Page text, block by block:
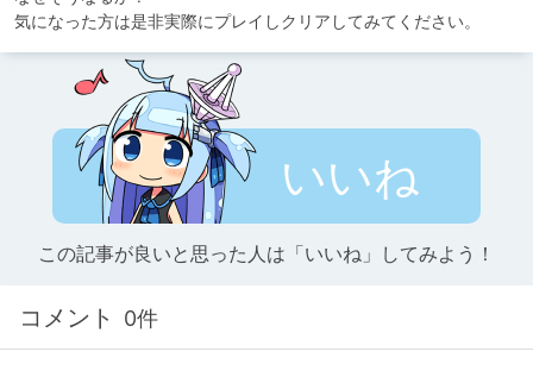
気になった方は是非実際にプレイしクリアしてみてください。
いいね
この記事が良いと思った人は「いいね」してみよう！
コメント 0件